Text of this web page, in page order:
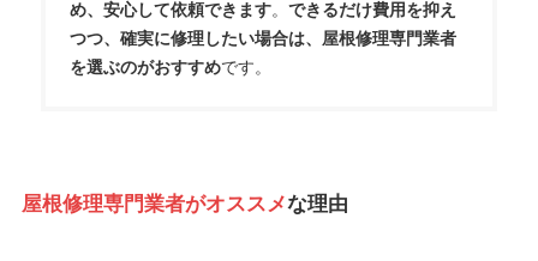
め、安心して依頼できます。できるだけ費用を抑え
つつ、確実に修理したい場合は、屋根修理専門業者
を選ぶのがおすすめです。
屋根修理専門業者がオススメな理由